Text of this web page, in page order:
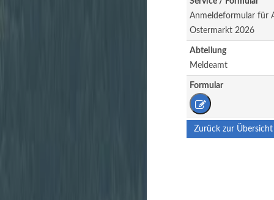
Anmeldeformular für
Ostermarkt 2026
Abteilung
Meldeamt
Formular
Zurück zur Übersicht